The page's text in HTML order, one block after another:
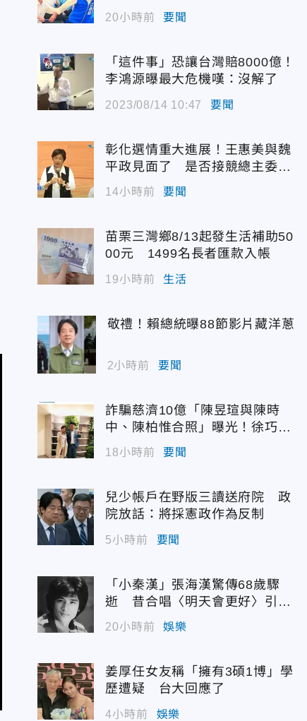
代支持度全面居首
20小時前 要聞
「這件事」恐讓台灣賠8000億！
李鴻源曝最大危機嘆：沒解了
2023/08/14 10:47 要聞
彰化選情重大進展！王惠美與魏
平政見面了 是否接競總主委態
度曝光
14小時前 要聞
苗栗三灣鄉8/13起發生活補助50
00元 1499名長者匯款入帳
19小時前 生活
敬禮！賴總統曝88節影片藏洋蔥
2小時前 要聞
詐騙慈濟10億「陳昱瑄與陳時
中、陳柏惟合照」曝光！徐巧芯
震撼出手
18小時前 要聞
兒少帳戶在野版三讀送府院 政
院放話：將採憲政作為反制
5小時前 要聞
「小秦漢」張海漢驚傳68歲驟
逝 昔合唱〈明天會更好〉引追
20小時前 娛樂
姜厚任女友稱「擁有3碩1博」學
歷遭疑 台大回應了
4小時前 娛樂